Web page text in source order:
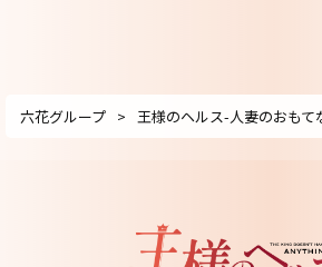
湯島の頃から、もう何度もお会いしてい
何度もお会いしても、大きくてキラキラな
瞳や油断のないスレンダーなスタイルに
六花グループ 王様のヘルス-人妻のおもて